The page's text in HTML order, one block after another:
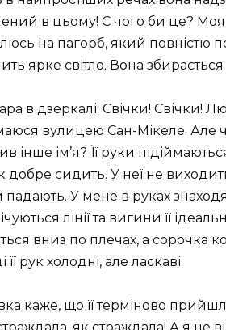
в цьому! С чого би це? Моя
на пагорб, який повністю
ярке світло. Вона
в дзеркалі. Свічки! Свічки!
вулицею Сан-Мікеле. Але
інше ім’я? Її руки
добре сидить. У неї не
падають. У мене в руках
лінії та вигини її
вниз по плечах, а сорочка
її рук холодні, але ласкаві.
каже, що її терміново